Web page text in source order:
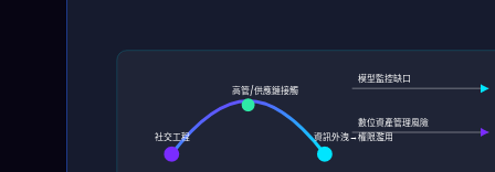
社交工程
高管/供應鏈接觸
資訊外洩→權限濫用
模型監控缺口
數位資產管理風險